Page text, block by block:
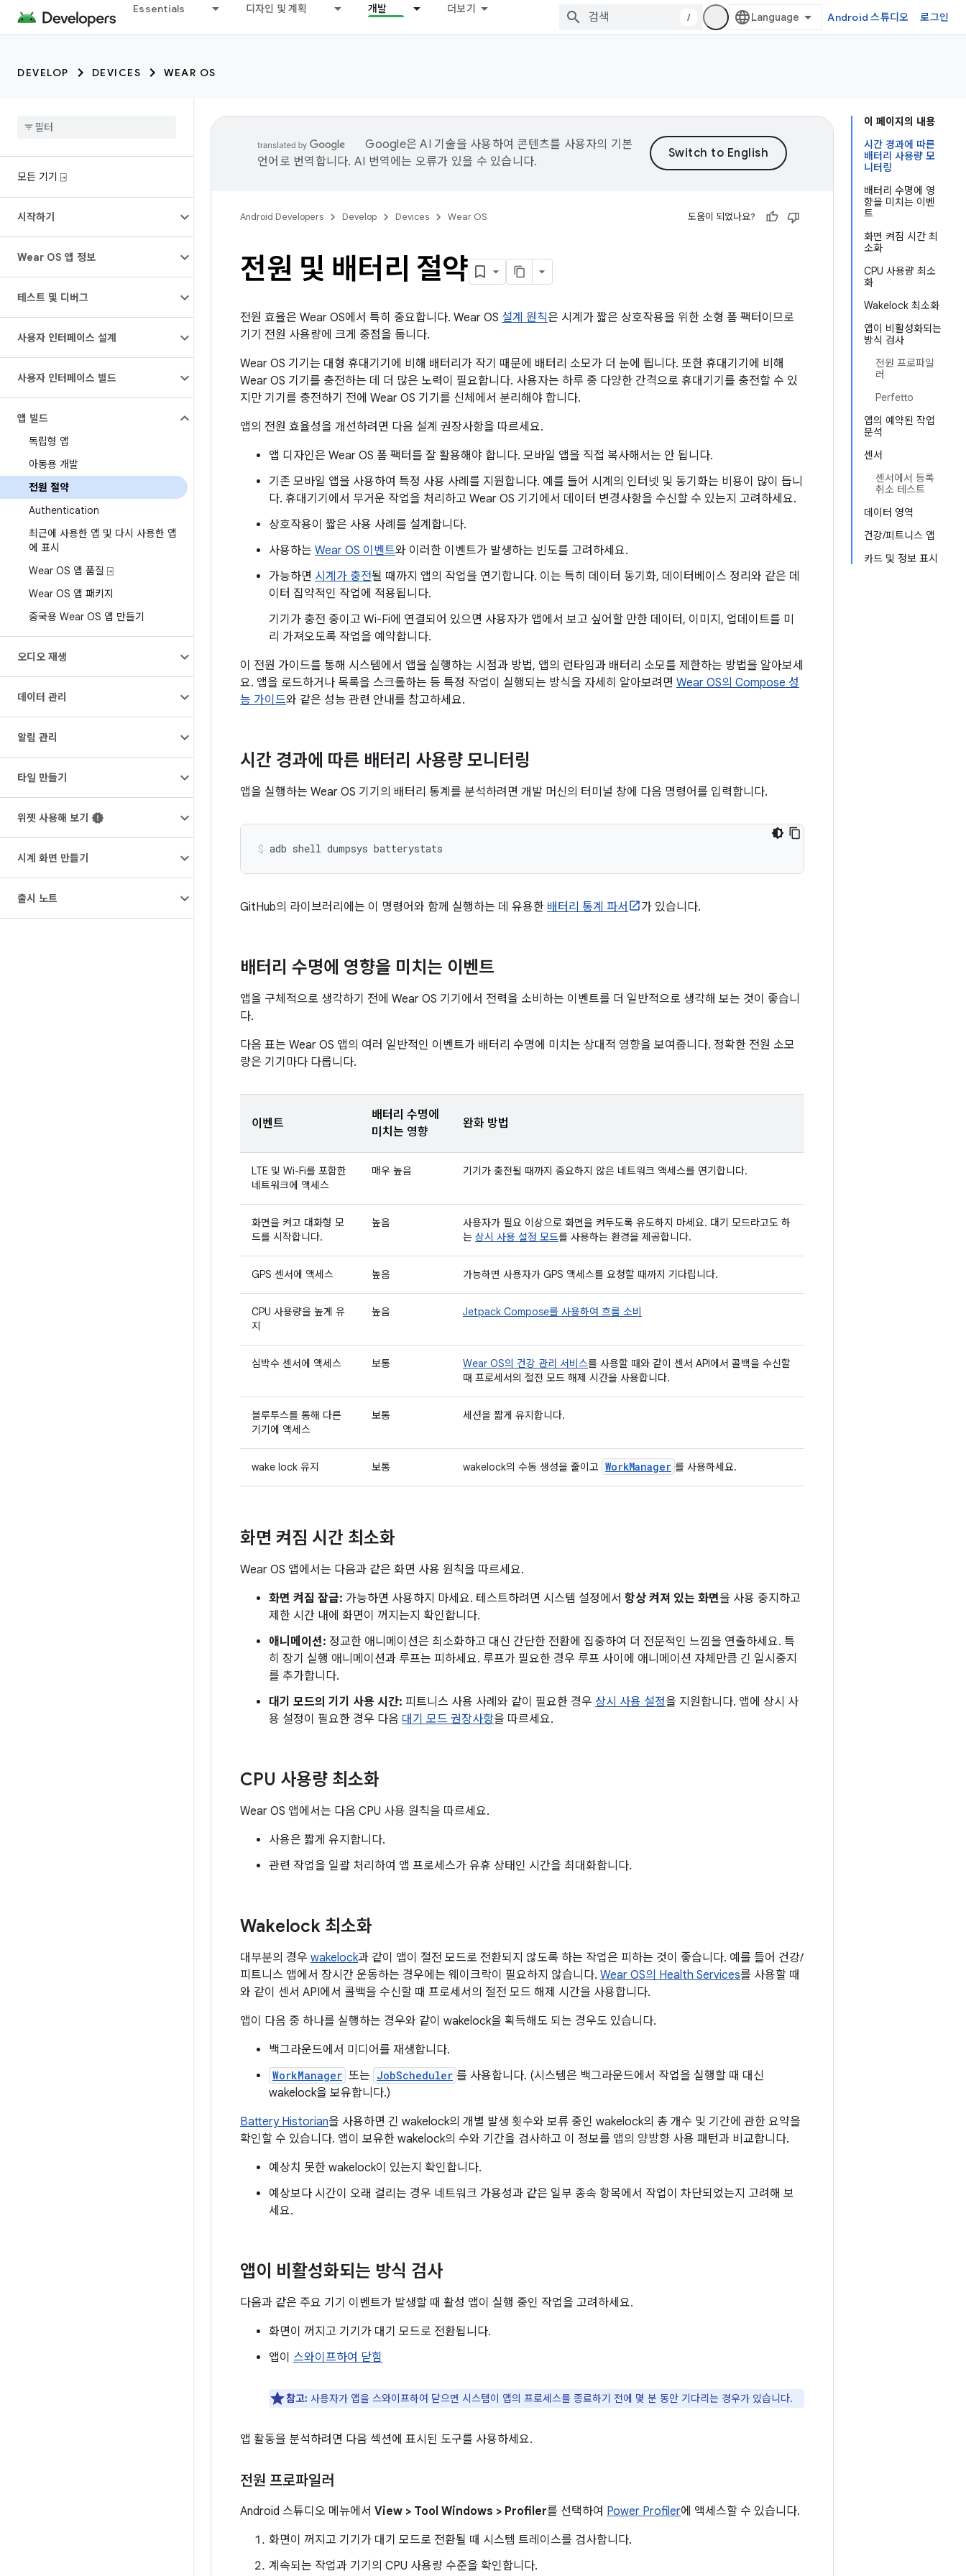
Essentials 디자인 및 계획 개발 더보기
/ Android 스튜디오 로그인
DEVELOP DEVICES WEAR OS
모든 기기 ⍈
시작하기
Wear OS 앱 정보
테스트 및 디버그
사용자 인터페이스 설계
사용자 인터페이스 빌드
앱 빌드
독립형 앱
아동용 개발
전원 절약
Authentication
최근에 사용한 앱 및 다시 사용한 앱
에 표시
Wear OS 앱 품질 ⍈
Wear OS 앱 패키지
중국용 Wear OS 앱 만들기
오디오 재생
데이터 관리
알림 관리
타일 만들기
위젯 사용해 보기
시계 화면 만들기
출시 노트
이 페이지의 내용
시간 경과에 따른
배터리 사용량 모
니터링
배터리 수명에 영
향을 미치는 이벤
트
화면 켜짐 시간 최
소화
CPU 사용량 최소
화
Wakelock 최소화
앱이 비활성화되는
방식 검사
전원 프로파일
러
Perfetto
앱의 예약된 작업
분석
센서
센서에서 등록
취소 테스트
데이터 영역
건강/피트니스 앱
카드 및 정보 표시
Google은 AI 기술을 사용하여 콘텐츠를 사용자의 기본
언어로 번역합니다. AI 번역에는 오류가 있을 수 있습니다.
Android Developers Develop Devices Wear OS 도움이 되었나요?
전원 및 배터리 절약
전원 효율은 Wear OS에서 특히 중요합니다. Wear OS 설계 원칙은 시계가 짧은 상호작용을 위한 소형 폼 팩터이므로
기기 전원 사용량에 크게 중점을 둡니다.
Wear OS 기기는 대형 휴대기기에 비해 배터리가 작기 때문에 배터리 소모가 더 눈에 띕니다. 또한 휴대기기에 비해
Wear OS 기기를 충전하는 데 더 많은 노력이 필요합니다. 사용자는 하루 중 다양한 간격으로 휴대기기를 충전할 수 있
지만 기기를 충전하기 전에 Wear OS 기기를 신체에서 분리해야 합니다.
앱의 전원 효율성을 개선하려면 다음 설계 권장사항을 따르세요.
앱 디자인은 Wear OS 폼 팩터를 잘 활용해야 합니다. 모바일 앱을 직접 복사해서는 안 됩니다.
기존 모바일 앱을 사용하여 특정 사용 사례를 지원합니다. 예를 들어 시계의 인터넷 및 동기화는 비용이 많이 듭니
다. 휴대기기에서 무거운 작업을 처리하고 Wear OS 기기에서 데이터 변경사항을 수신할 수 있는지 고려하세요.
상호작용이 짧은 사용 사례를 설계합니다.
사용하는 Wear OS 이벤트와 이러한 이벤트가 발생하는 빈도를 고려하세요.
가능하면 시계가 충전될 때까지 앱의 작업을 연기합니다. 이는 특히 데이터 동기화, 데이터베이스 정리와 같은 데
이터 집약적인 작업에 적용됩니다.
기기가 충전 중이고 Wi-Fi에 연결되어 있으면 사용자가 앱에서 보고 싶어할 만한 데이터, 이미지, 업데이트를 미
리 가져오도록 작업을 예약합니다.
이 전원 가이드를 통해 시스템에서 앱을 실행하는 시점과 방법, 앱의 런타임과 배터리 소모를 제한하는 방법을 알아보세
요. 앱을 로드하거나 목록을 스크롤하는 등 특정 작업이 실행되는 방식을 자세히 알아보려면 Wear OS의 Compose 성
능 가이드와 같은 성능 관련 안내를 참고하세요.
시간 경과에 따른 배터리 사용량 모니터링
앱을 실행하는 Wear OS 기기의 배터리 통계를 분석하려면 개발 머신의 터미널 창에 다음 명령어를 입력합니다.
adb shell dumpsys
GitHub의 라이브러리에는 이 명령어와 함께 실행하는 데 유용한 배터리 통계 파서 가 있습니다.
배터리 수명에 영향을 미치는 이벤트
앱을 구체적으로 생각하기 전에 Wear OS 기기에서 전력을 소비하는 이벤트를 더 일반적으로 생각해 보는 것이 좋습니
다.
다음 표는 Wear OS 앱의 여러 일반적인 이벤트가 배터리 수명에 미치는 상대적 영향을 보여줍니다. 정확한 전원 소모
량은 기기마다 다릅니다.
이벤트
배터리 수명에
미치는 영향
완화 방법
LTE 및 Wi-Fi를 포함한
네트워크에 액세스
매우 높음 기기가 충전될 때까지 중요하지 않은 네트워크 액세스를 연기합니다.
화면을 켜고 대화형 모
드를 시작합니다.
높음
사용자가 필요 이상으로 화면을 켜두도록 유도하지 마세요. 대기 모드라고도 하
는 상시 사용 설정 모드를 사용하는 환경을 제공합니다.
GPS 센서에 액세스 높음 가능하면 사용자가 GPS 액세스를 요청할 때까지 기다립니다.
CPU 사용량을 높게 유
지
높음 Jetpack Compose를 사용하여 흐름 소비
심박수 센서에 액세스 보통 Wear OS의 건강 관리 서비스를 사용할 때와 같이 센서 API에서 콜백을 수신할
때 프로세서의 절전 모드 해제 시간을 사용합니다.
블루투스를 통해 다른
기기에 액세스
보통 세션을 짧게 유지합니다.
wake lock 유지 보통 wakelock의 수동 생성을 줄이고 WorkManager 를 사용하세요.
화면 켜짐 시간 최소화
Wear OS 앱에서는 다음과 같은 화면 사용 원칙을 따르세요.
화면 켜짐 잠금: 가능하면 사용하지 마세요. 테스트하려면 시스템 설정에서 항상 켜져 있는 화면을 사용 중지하고
제한 시간 내에 화면이 꺼지는지 확인합니다.
애니메이션: 정교한 애니메이션은 최소화하고 대신 간단한 전환에 집중하여 더 전문적인 느낌을 연출하세요. 특
히 장기 실행 애니메이션과 루프는 피하세요. 루프가 필요한 경우 루프 사이에 애니메이션 자체만큼 긴 일시중지
를 추가합니다.
대기 모드의 기기 사용 시간: 피트니스 사용 사례와 같이 필요한 경우 상시 사용 설정을 지원합니다. 앱에 상시 사
용 설정이 필요한 경우 다음 대기 모드 권장사항을 따르세요.
CPU 사용량 최소화
Wear OS 앱에서는 다음 CPU 사용 원칙을 따르세요.
사용은 짧게 유지합니다.
관련 작업을 일괄 처리하여 앱 프로세스가 유휴 상태인 시간을 최대화합니다.
Wakelock 최소화
대부분의 경우 wakelock과 같이 앱이 절전 모드로 전환되지 않도록 하는 작업은 피하는 것이 좋습니다. 예를 들어 건강/
피트니스 앱에서 장시간 운동하는 경우에는 웨이크락이 필요하지 않습니다. Wear OS의 Health Services를 사용할 때
와 같이 센서 API에서 콜백을 수신할 때 프로세서의 절전 모드 해제 시간을 사용합니다.
앱이 다음 중 하나를 실행하는 경우와 같이 wakelock을 획득해도 되는 경우도 있습니다.
백그라운드에서 미디어를 재생합니다.
WorkManager 또는 JobScheduler 를 사용합니다. (시스템은 백그라운드에서 작업을 실행할 때 대신
wakelock을 보유합니다.)
Battery Historian을 사용하면 긴 wakelock의 개별 발생 횟수와 보류 중인 wakelock의 총 개수 및 기간에 관한 요약을
확인할 수 있습니다. 앱이 보유한 wakelock의 수와 기간을 검사하고 이 정보를 앱의 양방향 사용 패턴과 비교합니다.
예상치 못한 wakelock이 있는지 확인합니다.
예상보다 시간이 오래 걸리는 경우 네트워크 가용성과 같은 일부 종속 항목에서 작업이 차단되었는지 고려해 보
세요.
앱이 비활성화되는 방식 검사
다음과 같은 주요 기기 이벤트가 발생할 때 활성 앱이 실행 중인 작업을 고려하세요.
화면이 꺼지고 기기가 대기 모드로 전환됩니다.
앱이 스와이프하여 닫힘
참고: 사용자가 앱을 스와이프하여 닫으면 시스템이 앱의 프로세스를 종료하기 전에 몇 분 동안 기다리는 경우가 있습니다.
앱 활동을 분석하려면 다음 섹션에 표시된 도구를 사용하세요.
전원 프로파일러
Android 스튜디오 메뉴에서 View > Tool Windows > Profiler를 선택하여 Power Profiler에 액세스할 수 있습니다.
화면이 꺼지고 기기가 대기 모드로 전환될 때 시스템 트레이스를 검사합니다.
계속되는 작업과 기기의 CPU 사용량 수준을 확인합니다.